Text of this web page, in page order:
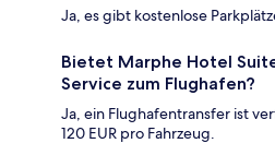
Ja, es gibt kostenlose
Bietet Marphe Hotel
Service zum Flughafen?
Ja, ein Flughafentransfer ist
120 EUR pro Fahrzeug.